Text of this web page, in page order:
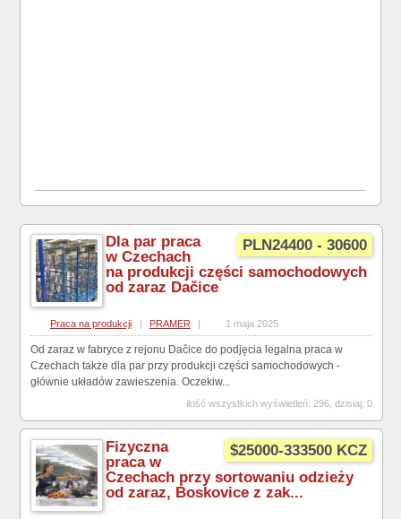
PLN24400 - 30600
Dla par praca
w Czechach
na produkcji części samochodowych
od zaraz Dačice
Praca na produkcji | PRAMER | 1 maja 2025
Od zaraz w fabryce z rejonu Dačice do podjęcia legalna praca w
Czechach także dla par przy produkcji części samochodowych -
głównie układów zawieszenia. Oczekiw...
ilość wszystkich wyświetleń: 296, dzisiaj: 0
$25000-333500 KCZ
Fizyczna
praca w
Czechach przy sortowaniu odzieży
od zaraz, Boskovice z zak...